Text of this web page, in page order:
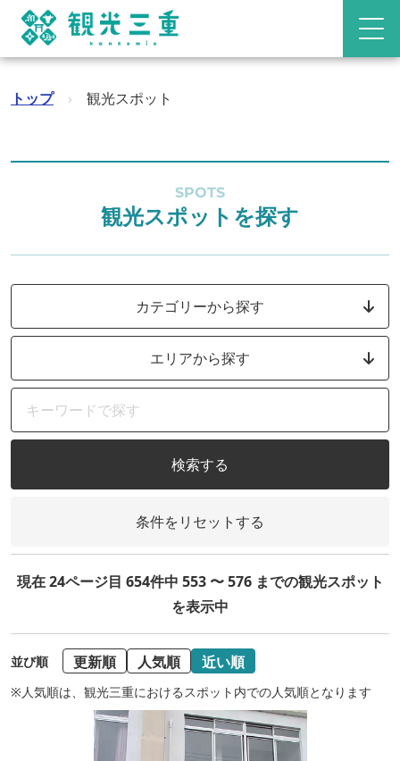
トップ › 観光スポット
SPOTS
観光スポットを探す
カテゴリーから探す
エリアから探す
検索する
条件をリセットする
現在 24ページ目 654件中 553 〜 576 までの観光スポット
を表示中
並び順 更新順 人気順 近い順
※人気順は、観光三重におけるスポット内での人気順となります